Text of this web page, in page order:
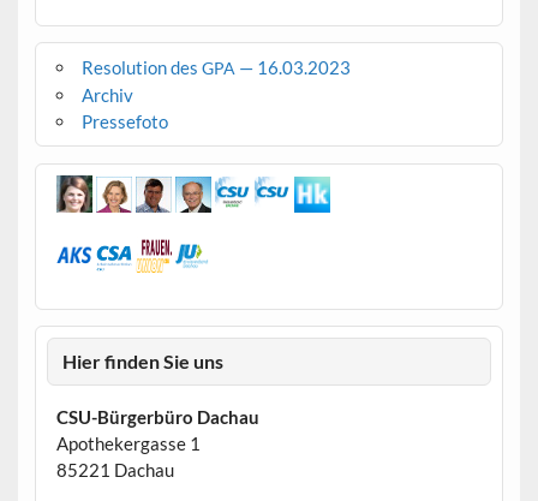
Resolution des GPA — 16.03.2023
Archiv
Pressefoto
Hier finden Sie uns
CSU-Bürgerbüro Dachau
Apothekergasse 1
85221 Dachau